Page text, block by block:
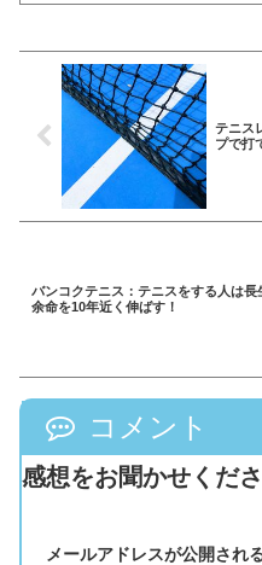
テニス
プで打
バンコクテニス：テニスをする人は長
余命を10年近く伸ばす！
コメント
感想をお聞かせくださ
メールアドレスが公開され